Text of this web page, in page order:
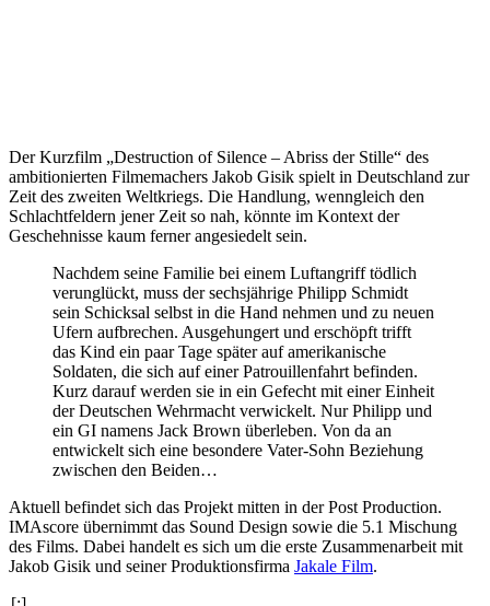
Der Kurzfilm „Destruction of Silence – Abriss der Stille“ des
ambitionierten Filmemachers Jakob Gisik spielt in Deutschland zur
Zeit des zweiten Weltkriegs. Die Handlung, wenngleich den
Schlachtfeldern jener Zeit so nah, könnte im Kontext der
Geschehnisse kaum ferner angesiedelt sein.
Nachdem seine Familie bei einem Luftangriff tödlich
verunglückt, muss der sechsjährige Philipp Schmidt
sein Schicksal selbst in die Hand nehmen und zu neuen
Ufern aufbrechen. Ausgehungert und erschöpft trifft
das Kind ein paar Tage später auf amerikanische
Soldaten, die sich auf einer Patrouillenfahrt befinden.
Kurz darauf werden sie in ein Gefecht mit einer Einheit
der Deutschen Wehrmacht verwickelt. Nur Philipp und
ein GI namens Jack Brown überleben. Von da an
entwickelt sich eine besondere Vater-Sohn Beziehung
zwischen den Beiden…
Aktuell befindet sich das Projekt mitten in der Post Production.
IMAscore übernimmt das Sound Design sowie die 5.1 Mischung
des Films. Dabei handelt es sich um die erste Zusammenarbeit mit
Jakob Gisik und seiner Produktionsfirma Jakale Film.